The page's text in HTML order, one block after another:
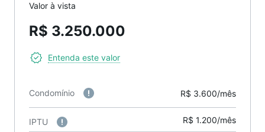
Valor à vista
R$ 3.250.000
Entenda este valor
Condomínio R$ 3.600/mês
IPTU R$ 1.200/mês